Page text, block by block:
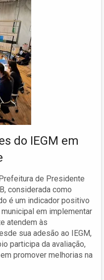
do IEGM em
de Presidente
considerada como
é um indicador positivo
em implementar
atendem às
sua adesão ao IEGM,
participa da avaliação,
promover melhorias na